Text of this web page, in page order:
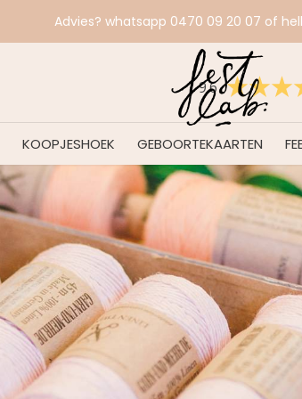
KOOPJESHOEK GEBOORTEKAARTEN
9.6
Voorkom verrassingen en